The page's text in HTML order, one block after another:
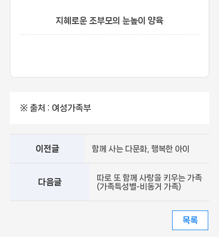
지혜로운 조부모의 눈높이 양육
※ 출처 : 여성가족부
이전글 함께 사는 다문화, 행복한 아이
다음글
따로 또 함께 사랑을 키우는 가족
(가족특성별-비동거 가족)
목록